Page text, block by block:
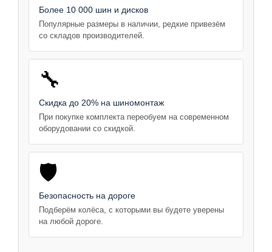
Более 10 000 шин и дисков
Популярные размеры в наличии, редкие привезём
со складов производителей.
🔧
Скидка до 20% на шиномонтаж
При покупке комплекта переобуем на современном
оборудовании со скидкой.
🛡️
Безопасность на дороге
Подберём колёса, с которыми вы будете уверены
на любой дороге.